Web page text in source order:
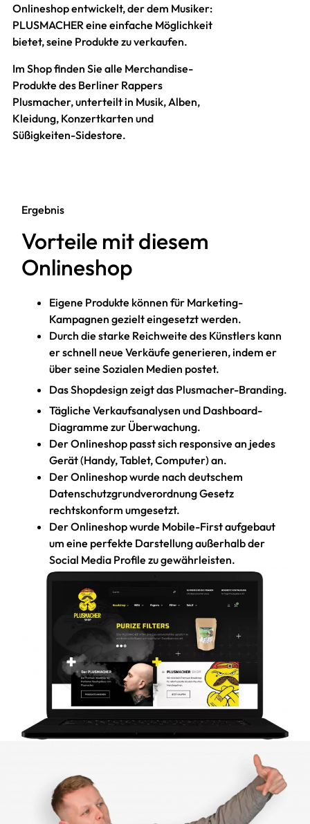
Onlineshop entwickelt, der dem Musiker:
PLUSMACHER eine einfache Möglichkeit
bietet, seine Produkte zu verkaufen.
Im Shop finden Sie alle Merchandise-
Produkte des Berliner Rappers
Plusmacher, unterteilt in Musik, Alben,
Kleidung, Konzertkarten und
Süßigkeiten-Sidestore.
Ergebnis
Vorteile mit diesem
Onlineshop
Eigene Produkte können für Marketing-
Kampagnen gezielt eingesetzt werden.
Durch die starke Reichweite des Künstlers kann
er schnell neue Verkäufe generieren, indem er
über seine Sozialen Medien postet.
Das Shopdesign zeigt das Plusmacher-Branding.
Tägliche Verkaufsanalysen und Dashboard-
Diagramme zur Überwachung.
Der Onlineshop passt sich responsive an jedes
Gerät (Handy, Tablet, Computer) an.
Der Onlineshop wurde nach deutschem
Datenschutzgrundverordnung Gesetz
rechtskonform umgesetzt.
Der Onlineshop wurde Mobile-First aufgebaut
um eine perfekte Darstellung außerhalb der
Social Media Profile zu gewährleisten.